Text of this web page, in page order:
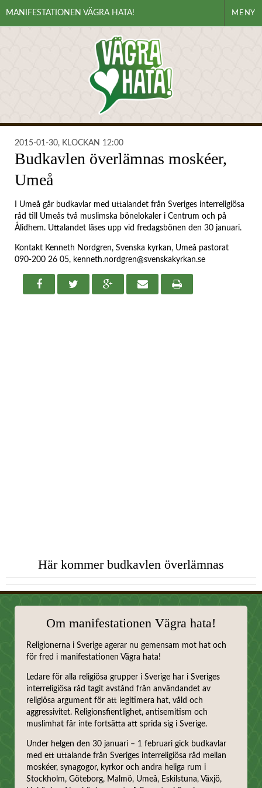
MANIFESTATIONEN VÄGRA HATA! MENY
2015-01-30, KLOCKAN 12:00
Budkavlen överlämnas moskéer,
Umeå
I Umeå går budkavlar med uttalandet från Sveriges interreligiösa
råd till Umeås två muslimska bönelokaler i Centrum och på
Ålidhem. Uttalandet läses upp vid fredagsbönen den 30 januari.
Kontakt Kenneth Nordgren, Svenska kyrkan, Umeå pastorat
090-200 26 05, kenneth.nordgren@svenskakyrkan.se
Här kommer budkavlen överlämnas
Om manifestationen Vägra hata!
Religionerna i Sverige agerar nu gemensam mot hat och
för fred i manifestationen Vägra hata!
Ledare för alla religiösa grupper i Sverige har i Sveriges
interreligiösa råd tagit avstånd från användandet av
religiösa argument för att legitimera hat, våld och
aggressivitet. Religionsfientlighet, antisemitism och
muslimhat får inte fortsätta att sprida sig i Sverige.
Under helgen den 30 januari – 1 februari gick budkavlar
med ett uttalande från Sveriges interreligiösa råd mellan
moskéer, synagogor, kyrkor och andra heliga rum i
Stockholm, Göteborg, Malmö, Umeå, Eskilstuna, Växjö,